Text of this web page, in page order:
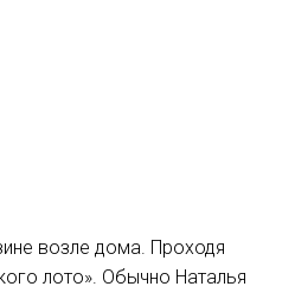
возле дома. Проходя
лото». Обычно Наталья